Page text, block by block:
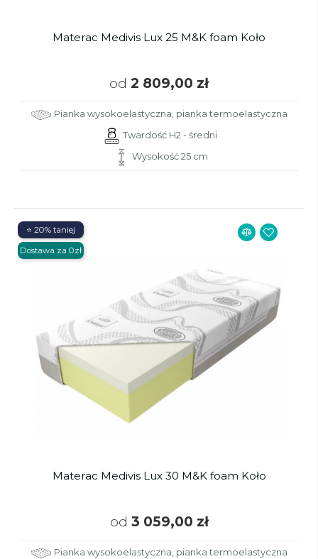
Materac Medivis Lux 25 M&K foam Koło
od 2 809,00 zł
Pianka wysokoelastyczna, pianka termoelastyczna
Twardość H2 - średni
Wysokość 25 cm
Materac Medivis Lux 30 M&K foam Koło
od 3 059,00 zł
Pianka wysokoelastyczna, pianka termoelastyczna
⭐ 20% taniej
Dostawa za 0zł